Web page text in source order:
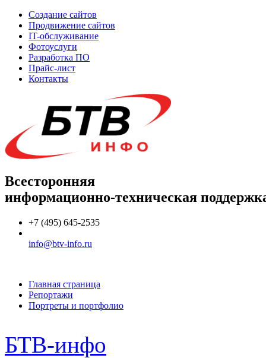
Создание сайтов
Продвижение сайтов
IT-обслуживание
Фотоуслуги
Разработка ПО
Прайс-лист
Контакты
Всесторонняя
информационно-техническая
+7 (495) 645-2535
info@btv-info.ru
Главная страница
Репортажи
Портреты и портфолио
БТВ-инфо